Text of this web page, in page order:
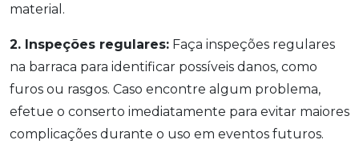
material.
2. Inspeções regulares: Faça inspeções regulares
na barraca para identificar possíveis danos, como
furos ou rasgos. Caso encontre algum problema,
efetue o conserto imediatamente para evitar maiores
complicações durante o uso em eventos futuros.